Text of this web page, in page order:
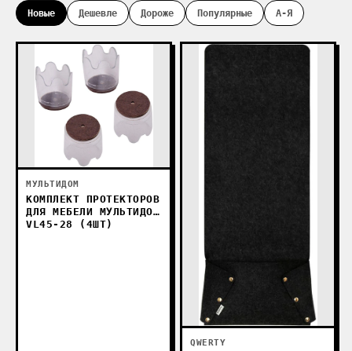
Новые Дешевле Дороже Популярные А-Я
МУЛЬТИДОМ
КОМПЛЕКТ ПРОТЕКТОРОВ
ДЛЯ МЕБЕЛИ МУЛЬТИДОМ
VL45-28 (4ШТ)
QWERTY